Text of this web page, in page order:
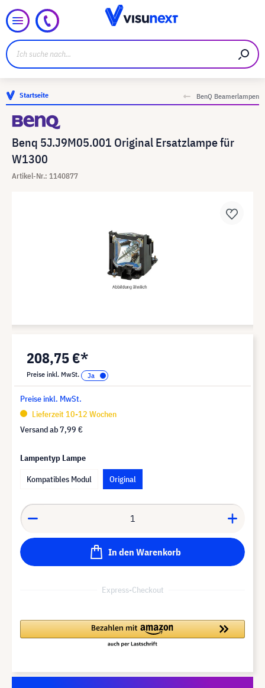
Startseite BenQ Beamerlampen
Benq 5J.J9M05.001 Original Ersatzlampe für
W1300
Artikel-Nr.: 1140877
208,75 €*
Preise inkl. MwSt.
Preise inkl. MwSt.
Lieferzeit 10-12 Wochen
Versand ab7,99 €
Lampentyp Lampe
Kompatibles Modul
Original
In den Warenkorb
Express-Checkout